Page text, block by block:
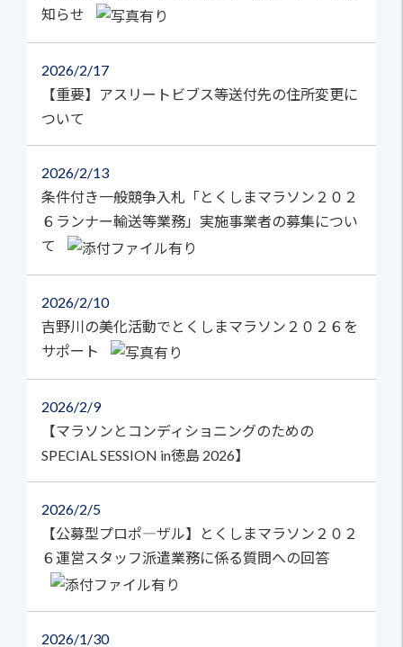
知らせ
2026 2/17
【重要】アスリートビブス等送付先の住所変更に
ついて
2026 2/13
条件付き一般競争入札「とくしまマラソン２０２
６ランナー輸送等業務」実施事業者の募集につい
て
2026 2/10
吉野川の美化活動でとくしまマラソン２０２６を
サポート
2026 2/9
【マラソンとコンディショニングのための
SPECIAL SESSION in徳島 2026】
2026 2/5
【公募型プロポ―ザル】とくしまマラソン２０２
６運営スタッフ派遣業務に係る質問への回答
2026 1/30